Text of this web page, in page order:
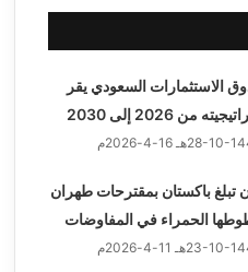
الاستثمارات السعودي يقر
من 2026 إلى 2030
1447هـ 16-4-2026م
تبلغ باكستان بمقترحات طهران
الحمراء في المفاوضات
1447هـ 11-4-2026م